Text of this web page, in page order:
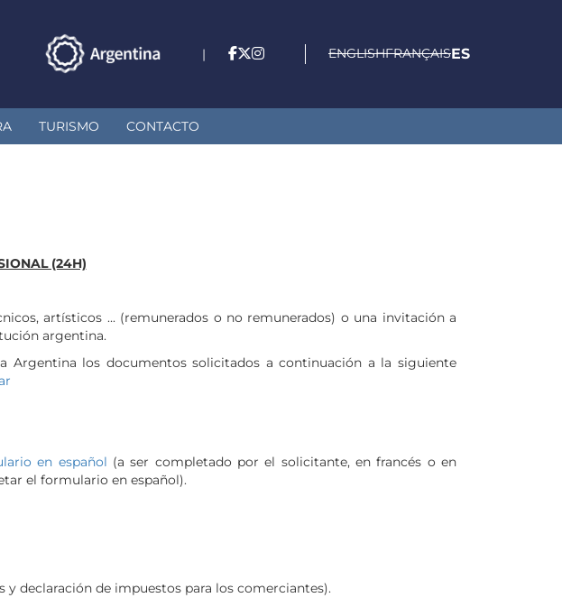
| ENGLISHFRANÇAISES
TURISMO CONTACTO
(24H)
artísticos ... (remunerados o no remunerados) o una invitación a
argentina.
Argentina los documentos solicitados a continuación a la siguiente
en español (a ser completado por el solicitante, en francés o en
el formulario en español).
y declaración de impuestos para los comerciantes).